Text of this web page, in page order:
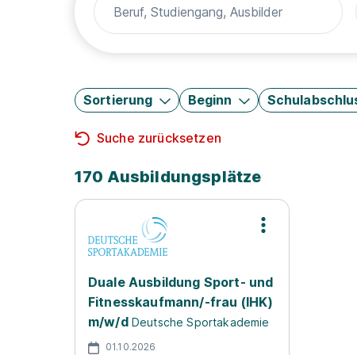
Sortierung Beginn
Suche zurücksetzen
170 Ausbildungsplätze
Duale Ausbildung Sport- und
Fitnesskaufmann/-frau (IHK)
m/w/d Deutsche Sportakademie
01.10.2026